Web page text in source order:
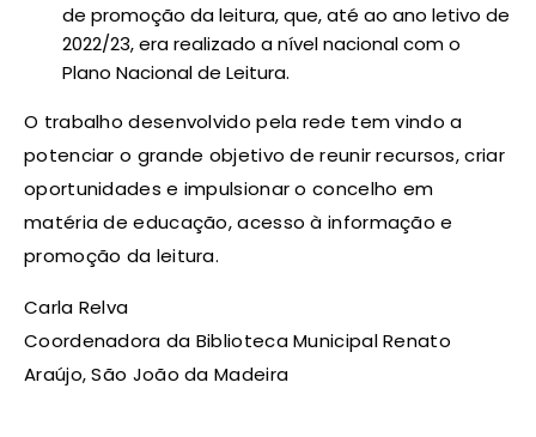
de promoção da leitura, que, até ao ano letivo de
2022/23, era realizado a nível nacional com o
Plano Nacional de Leitura.
O trabalho desenvolvido pela rede tem vindo a
potenciar o grande objetivo de reunir recursos, criar
oportunidades e impulsionar o concelho em
matéria de educação, acesso à informação e
promoção da leitura.
Carla Relva
Coordenadora da Biblioteca Municipal Renato
Araújo, São João da Madeira